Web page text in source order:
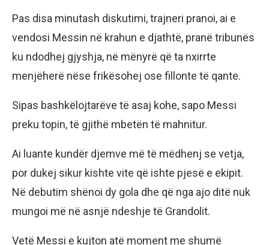
Pas disa minutash diskutimi, trajneri pranoi, ai e
vendosi Messin në krahun e djathtë, pranë tribunës
ku ndodhej gjyshja, në mënyrë që ta nxirrte
menjëherë nëse frikësohej ose fillonte të qante.
Sipas bashkëlojtarëve të asaj kohe, sapo Messi
preku topin, të gjithë mbetën të mahnitur.
Ai luante kundër djemve më të mëdhenj se vetja,
por dukej sikur kishte vite që ishte pjesë e ekipit.
Në debutim shënoi dy gola dhe që nga ajo ditë nuk
mungoi më në asnjë ndeshje të Grandolit.
Vetë Messi e kujton atë moment me shumë